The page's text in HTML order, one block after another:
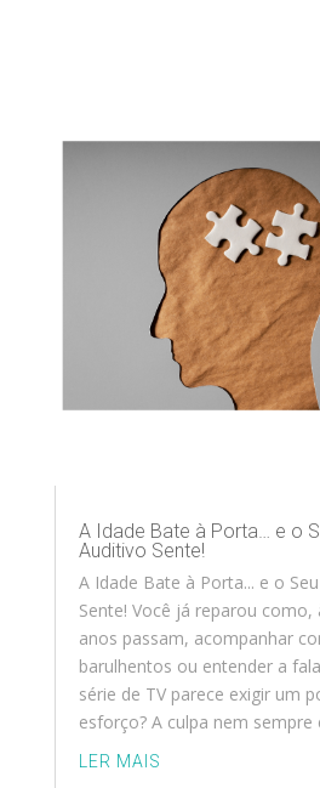
A Idade Bate à Porta… e o
Auditivo Sente!
A Idade Bate à Porta... e o
Sente! Você já reparou como,
anos passam, acompanhar
barulhentos ou entender a
série de TV parece exigir um
esforço? A culpa nem sempre
LER MAIS